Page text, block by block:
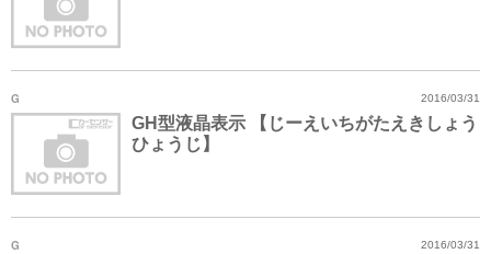
G 2016/03/31
GH型液晶表示 【じーえいちがたえきしょう
ひょうじ】
G 2016/03/31